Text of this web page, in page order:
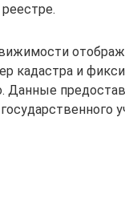
кадастра и
Данные